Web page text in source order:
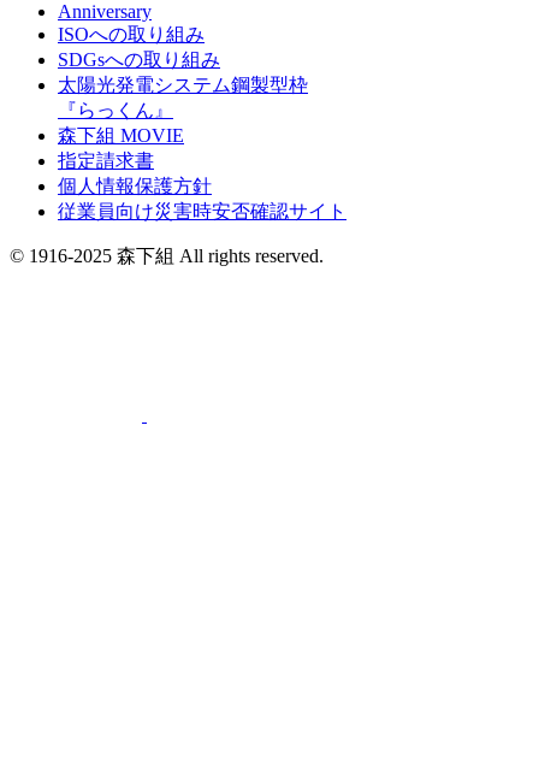
Anniversary
ISOへの取り組み
SDGsへの取り組み
太陽光発電システム鋼製型枠
『らっくん』
森下組 MOVIE
指定請求書
個人情報保護方針
従業員向け災害時安否確認サイト
© 1916-2025 森下組 All rights reserved.